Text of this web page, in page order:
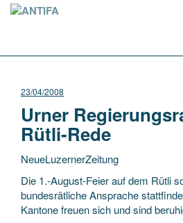
23/04/2008
Urner
Rütli-Rede
NeueLuzernerZeitung
Die 1.-August-Feier auf dem Rütli
bundesrätliche Ansprache
Kantone freuen sich und sind